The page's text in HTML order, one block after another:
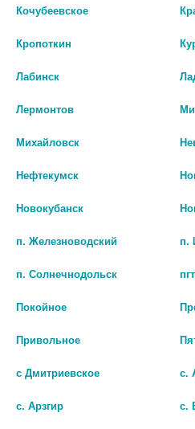
Основная
10)
АКТИВАТОР ЗАГАРА SPF 10
Кочубеевское
Кропоткин
Лабинск
Лермонтов
Михайловск
Нефтекумск
Новокубанск
п. Железноводский п.
п. Солнечнодольск
Покойное
Привольное
с Дмитриевское с.
с. Арзгир с.